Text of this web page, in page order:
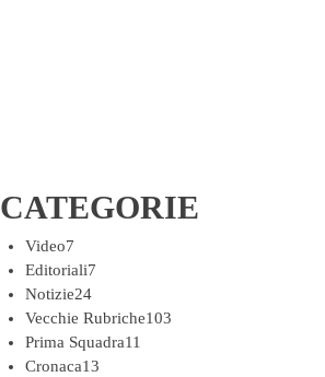
CATEGORIE
Video7
Editoriali7
Notizie24
Vecchie Rubriche103
Prima Squadra11
Cronaca13